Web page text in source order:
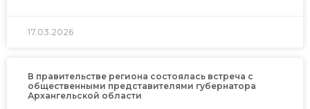
17.03.2026
В правительстве региона состоялась встреча с
общественными представителями губернатора
Архангельской области